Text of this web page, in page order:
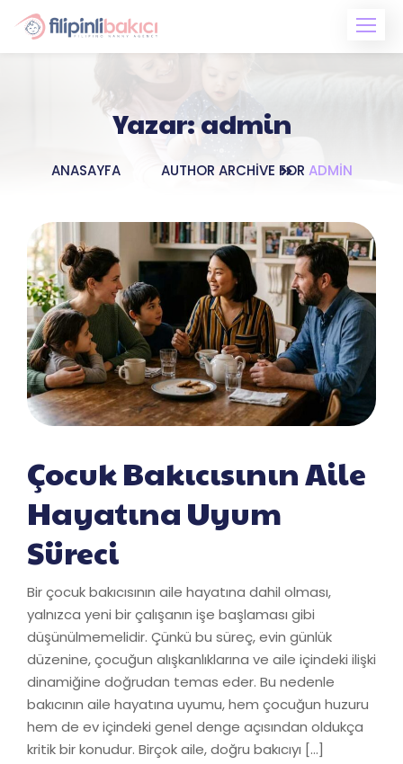
content
Yazar:admin
ANASAYFA AUTHOR ARCHIVE FOR ADMIN
Çocuk Bakıcısının Aile
Hayatına Uyum
Süreci
Bir çocuk bakıcısının aile hayatına dahil olması,
yalnızca yeni bir çalışanın işe başlaması gibi
düşünülmemelidir. Çünkü bu süreç, evin günlük
düzenine, çocuğun alışkanlıklarına ve aile içindeki ilişki
dinamiğine doğrudan temas eder. Bu nedenle
bakıcının aile hayatına uyumu, hem çocuğun huzuru
hem de ev içindeki genel denge açısından oldukça
kritik bir konudur. Birçok aile, doğru bakıcıyı […]